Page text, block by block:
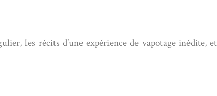
les récits d’une expérience de vapotage inédite, et